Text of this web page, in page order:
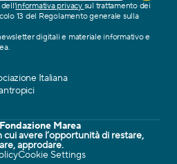
informativa privacy sul trattamento dei
13 del Regolamento generale sulla
digitali e materiale informativo e
Italiana
Marea
cui avere l’opportunità di restare,
approdare.
Cookie Settings